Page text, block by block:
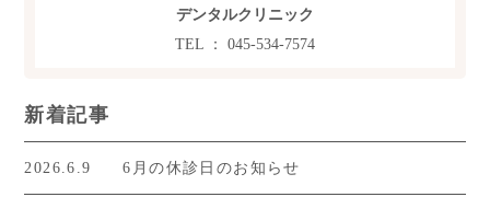
デンタルクリニック
TEL ： 045-534-7574
新着記事
2026.6.9 6月の休診日のお知らせ